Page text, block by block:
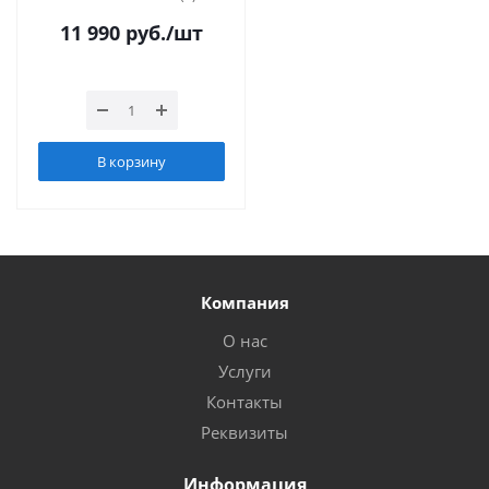
11 990 руб./шт
В корзину
Компания
О нас
Услуги
Контакты
Реквизиты